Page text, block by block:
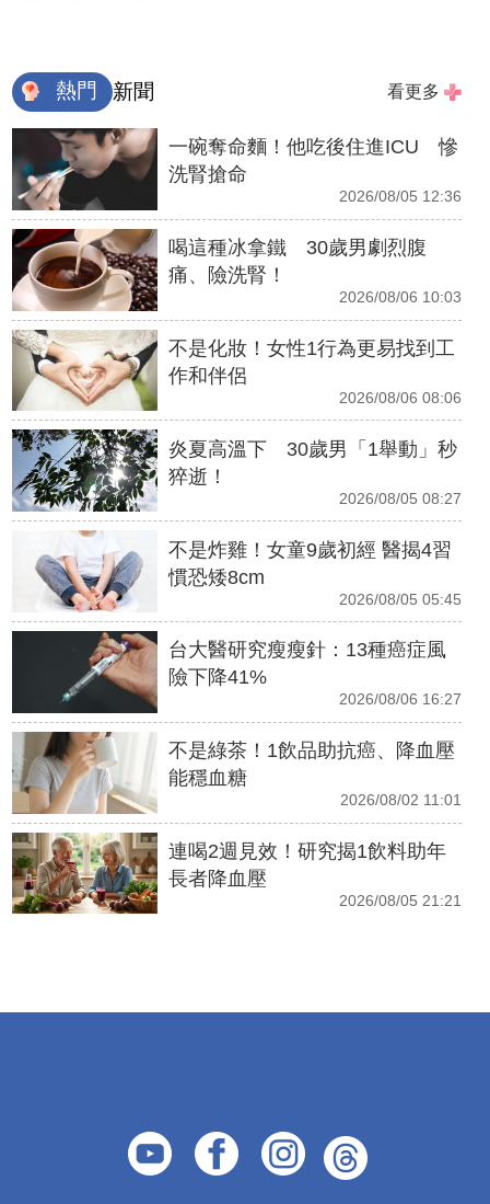
熱門 新聞 看更多
一碗奪命麵！他吃後住進ICU 慘
洗腎搶命
2026/08/05 12:36
喝這種冰拿鐵 30歲男劇烈腹
痛、險洗腎！
2026/08/06 10:03
不是化妝！女性1行為更易找到工
作和伴侶
2026/08/06 08:06
炎夏高溫下 30歲男「1舉動」秒
猝逝！
2026/08/05 08:27
不是炸雞！女童9歲初經 醫揭4習
慣恐矮8cm
2026/08/05 05:45
台大醫研究瘦瘦針：13種癌症風
險下降41%
2026/08/06 16:27
不是綠茶！1飲品助抗癌、降血壓
能穩血糖
2026/08/02 11:01
連喝2週見效！研究揭1飲料助年
長者降血壓
2026/08/05 21:21